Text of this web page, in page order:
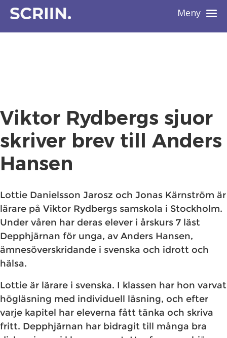
Viktor Rydbergs sjuor
skriver brev till Anders
Hansen
Lottie Danielsson Jarosz och Jonas Kärnström är
lärare på Viktor Rydbergs samskola i Stockholm.
Under våren har deras elever i årskurs 7 läst
Depphjärnan för unga, av Anders Hansen,
ämnesöverskridande i svenska och idrott och
hälsa.
Lottie är lärare i svenska. I klassen har hon varvat
högläsning med individuell läsning, och efter
varje kapitel har eleverna fått tänka och skriva
fritt. Depphjärnan har bidragit till många bra
Meny